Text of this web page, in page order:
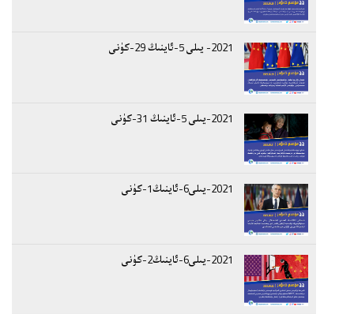
2021- يىلى 5-ئاينىڭ 29-كۈنى
2021-يىلى 5-ئاينىڭ 31-كۈنى
2021-يىلى6-ئاينىڭ1-كۈنى
2021-يىلى6-ئاينىڭ2-كۈنى